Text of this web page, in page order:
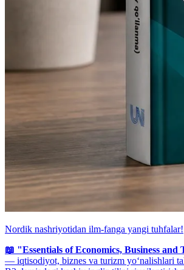
Nordik nashriyotidan ilm-fanga yangi tuhfalar!
📖 "Essentials of Economics, Business
— iqtisodiyot, biznes va turizm yo‘nalishlari